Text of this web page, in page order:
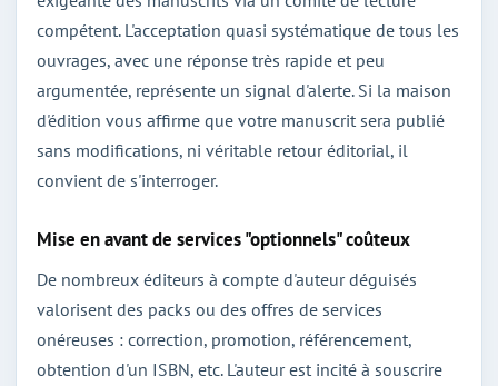
compétent. L'acceptation quasi systématique de tous les
ouvrages, avec une réponse très rapide et peu
argumentée, représente un signal d'alerte. Si la maison
d'édition vous affirme que votre manuscrit sera publié
sans modifications, ni véritable retour éditorial, il
convient de s'interroger.
Mise en avant de services "optionnels" coûteux
De nombreux éditeurs à compte d'auteur déguisés
valorisent des packs ou des offres de services
onéreuses : correction, promotion, référencement,
obtention d'un ISBN, etc. L'auteur est incité à souscrire